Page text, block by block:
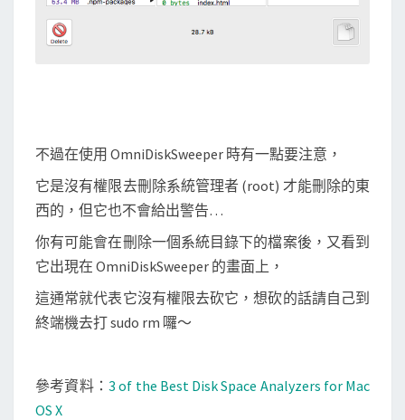
不過在使用 OmniDiskSweeper 時有一點要注意，
它是沒有權限去刪除系統管理者 (root) 才能刪除的東
西的，但它也不會給出警告…
你有可能會在刪除一個系統目錄下的檔案後，又看到
它出現在 OmniDiskSweeper 的畫面上，
這通常就代表它沒有權限去砍它，想砍的話請自己到
終端機去打 sudo rm 囉～
參考資料：3 of the Best Disk Space Analyzers for Mac
OS X